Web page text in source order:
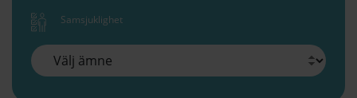
Samsjuklighet